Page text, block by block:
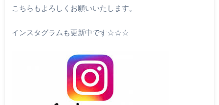
こちらもよろしくお願いいたします。
インスタグラムも更新中です☆☆☆